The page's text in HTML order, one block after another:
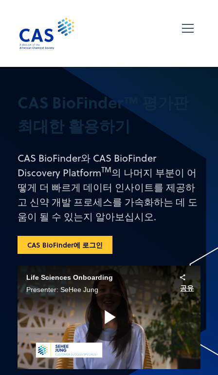
CAS BioFinder™ 평가판
최대한 활용하기
CAS BioFinder와 CAS BioFinder
Discovery PlatformTM의 나머지 부분이 어
떻게 더 빠르게 데이터 인사이트를 제공하
고 신약 개발 프로세스를 가속화하는 데 도
움이 될 수 있는지 알아보십시오.
CAS BioFinder에 로그인
Life Sciences Onboarding
Presenter: SeHee Jung
공유
Play